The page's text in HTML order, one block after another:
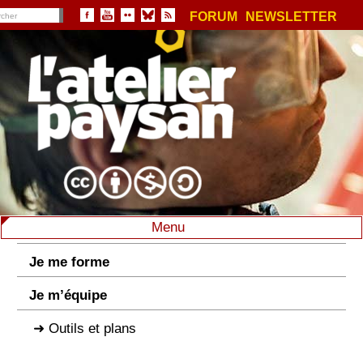
FORUM NEWSLETTER
Menu
Je me forme
Je m’équipe
Outils et plans